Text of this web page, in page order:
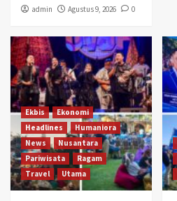
admin Agustus 9, 2026 0
Ekbis
Ekonomi
Headlines
Humaniora
News
Nusantara
Pariwisata
Ragam
Travel
Utama